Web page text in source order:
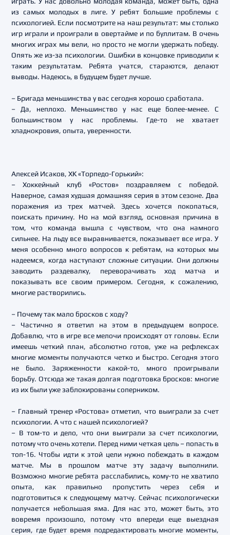
из самых молодых в лиге. У ребят большие проблемы с
психологией. Если посмотрите на наш результат: мы столько
игр играли и проиграли в овертайме и по буллитам. В очень
многих играх мы вели, но просто не могли удержать победу.
Опять же из-за психологии. Ошибки в концовке приводили к
таким результатам. Ребята учатся, стараются, делают
выводы. Надеюсь, в будущем будет лучше.
– Бригада меньшинства у вас сегодня хорошо сработала.
– Да, неплохо. Меньшинство у нас еще более-менее. С
большинством у нас проблемы. Где-то не хватает
хладнокровия, опыта, уверенности.
Алексей Исаков, ХК «Торпедо-Горький»:
– Хоккейный клуб «Ростов» поздравляем с победой.
Наверное, самая худшая домашняя серия в этом сезоне. Два
поражения из трех матчей. Здесь хочется покопаться,
поискать причину. Но на мой взгляд, основная причина в
том, что команда вышла с чувством, что она намного
сильнее. На льду все выравнивается, показывает все игра. У
меня особенно много вопросов к ребятам, на которых мы
надеемся, когда наступают сложные ситуации. Они должны
заводить раздевалку, переворачивать ход матча и
показывать все своим примером. Сегодня, к сожалению,
многие растворились.
– Почему так мало бросков с ходу?
– Частично я ответил на этом в предыдущем вопросе.
Добавлю, что в игре все мелочи происходят от головы. Если
имеешь четкий план, абсолютно готов, уже на рефлексах
многие моменты получаются четко и быстро. Сегодня этого
не было. Заряженности какой-то, много проигрывали
борьбу. Отсюда же такая долгая подготовка бросков: многие
из их были уже заблокированы соперником.
– Главный тренер «Ростова» отметил, что выиграли за счет
психологии. А что с нашей психологией?
– В том-то и дело, что они выиграли за счет психологии,
потому что очень хотели. Перед ними четкая цель – попасть в
топ-16. Чтобы идти к этой цели нужно побеждать в каждом
матче. Мы в прошлом матче эту задачу выполнили.
Возможно многие ребята расслабились, кому-то не хватило
опыта, как правильно пропустить через себя и
подготовиться к следующему матчу. Сейчас психологически
получается небольшая яма. Для нас это, может быть, это
вовремя произошло, потому что впереди еще выездная
серия, где будет время подредактировать многие моменты,